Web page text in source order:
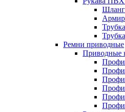
Ремни приводные
Приводные